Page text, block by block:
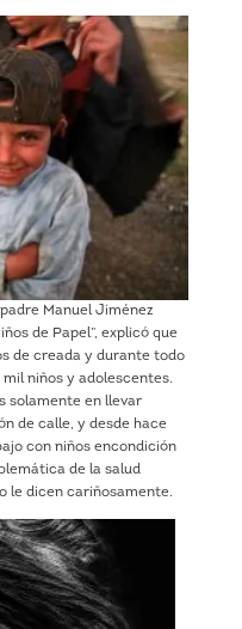
Manuel Jiménez
de Papel”, explicó que
de creada y durante todo
niños y adolescentes.
solamente en llevar
de calle, y desde hace
con niños encondición
de la salud
le dicen cariñosamente.